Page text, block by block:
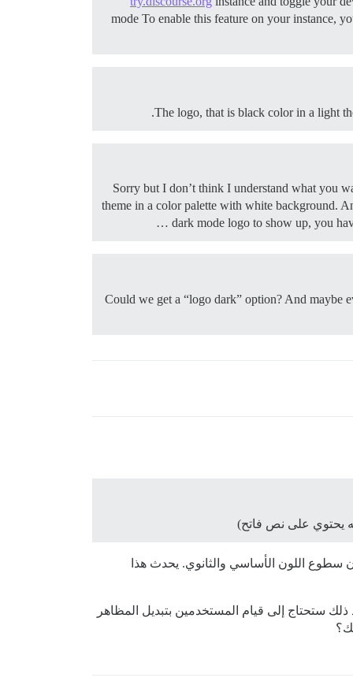
mode To enable this feature on your instance,
The logo, that is black color in a light
Sorry but I don’t think I understand what you
theme in a color palette with white background.
dark mode logo to show up, you
Could we get a “logo dark” option? And maybe
يحتوي على نص فاتح)
سطوع اللون الأساسي والثانوي. يحدث هذا
ذلك ستحتاج إلى قيام المستخدمين بتبديل المظاهر